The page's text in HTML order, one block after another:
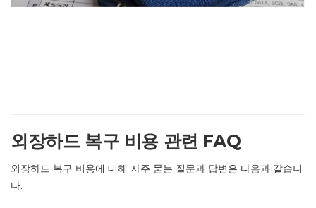
외장하드 복구 비용 관련 FAQ
외장하드 복구 비용에 대해 자주 묻는 질문과 답변은 다음과 같습니
다.